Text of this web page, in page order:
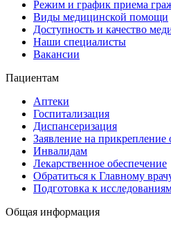
Режим и график приема
Виды медицинской помощи
Доступность и качество
Наши специалисты
Вакансии
Пациентам
Аптеки
Госпитализация
Диспансеризация
Заявление на прикрепление
Инвалидам
Лекарственное обеспечение
Обратиться к Главному
Подготовка к
Общая информация